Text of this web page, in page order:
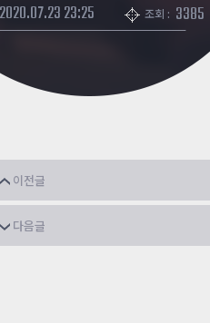
2020.07.23 23:25 조회 : 3385
이전글
(이벤트)[좀비라이즈]
다음글